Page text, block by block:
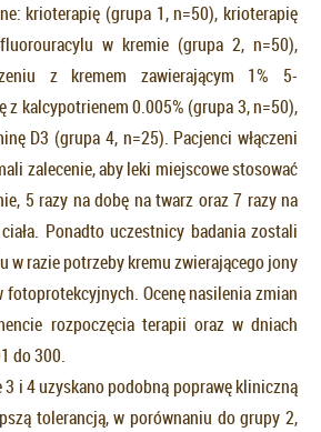
krioterapię (grupa 1, n=50), krioterapię
w kremie (grupa 2, n=50),
z kremem zawierającym 1% 5-
z kalcypotrienem 0.005% (grupa 3, n=50),
D3 (grupa 4, n=25). Pacjenci włączeni
zalecenie, aby leki miejscowe stosować
5 razy na dobę na twarz oraz 7 razy na
Ponadto uczestnicy badania zostali
w razie potrzeby kremu zwierającego jony
fotoprotekcyjnych. Ocenę nasilenia zmian
rozpoczęcia terapii oraz w dniach
do 300.
3 i 4 uzyskano podobną poprawę kliniczną
tolerancją, w porównaniu do grupy 2,